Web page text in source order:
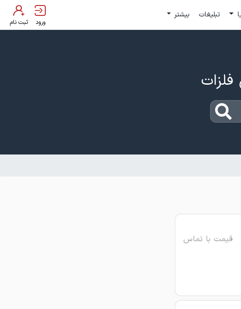
تبلیغات بیشتر
ورود ثبت نام
قیمت با تماس